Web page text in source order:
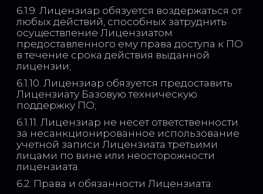
6.1.9. Лицензиар обязуется воздержаться от
любых действий, способных затруднить
осуществление Лицензиатом
предоставленного ему права доступа к ПО
в течение срока действия выданной
лицензии;
6.1.10. Лицензиар обязуется предоставить
Лицензиату Базовую техническую
поддержку ПО;
6.1.11. Лицензиар не несет ответственности
за несанкционированное использование
учетной записи Лицензиата третьими
лицами по вине или неосторожности
лицензиата.
6.2. Права и обязанности Лицензиата: